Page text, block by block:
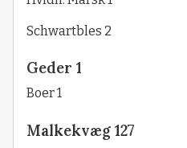
Schwartbles 2
Geder 1
Boer 1
Malkekvæg 127